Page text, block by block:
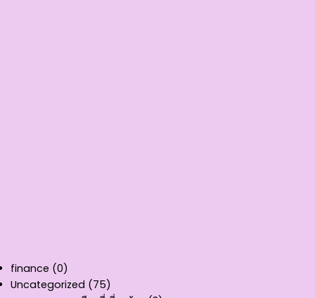
finance (0)
Uncategorized (75)